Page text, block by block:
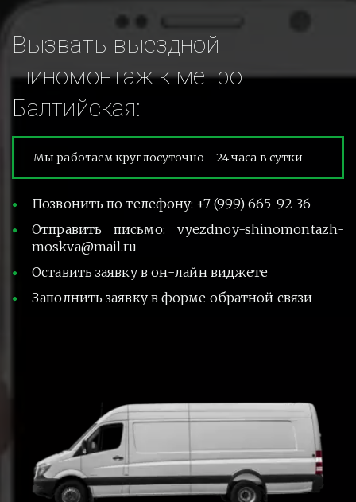
Вызвать выездной
шиномонтаж к метро
Балтийская:
Мы работаем круглосуточно - 24 часа в сутки
Позвонить по телефону: +7 (999) 665-92-36
Отправить письмо: vyezdnoy-shinomontazh-
moskva@mail.ru
Оставить заявку в он-лайн виджете
Заполнить заявку в форме обратной связи